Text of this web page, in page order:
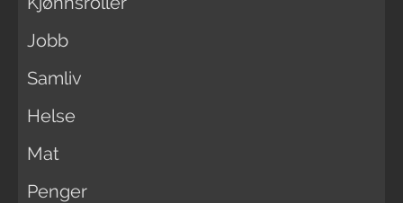
Jobb
Samliv
Helse
Mat
Penger